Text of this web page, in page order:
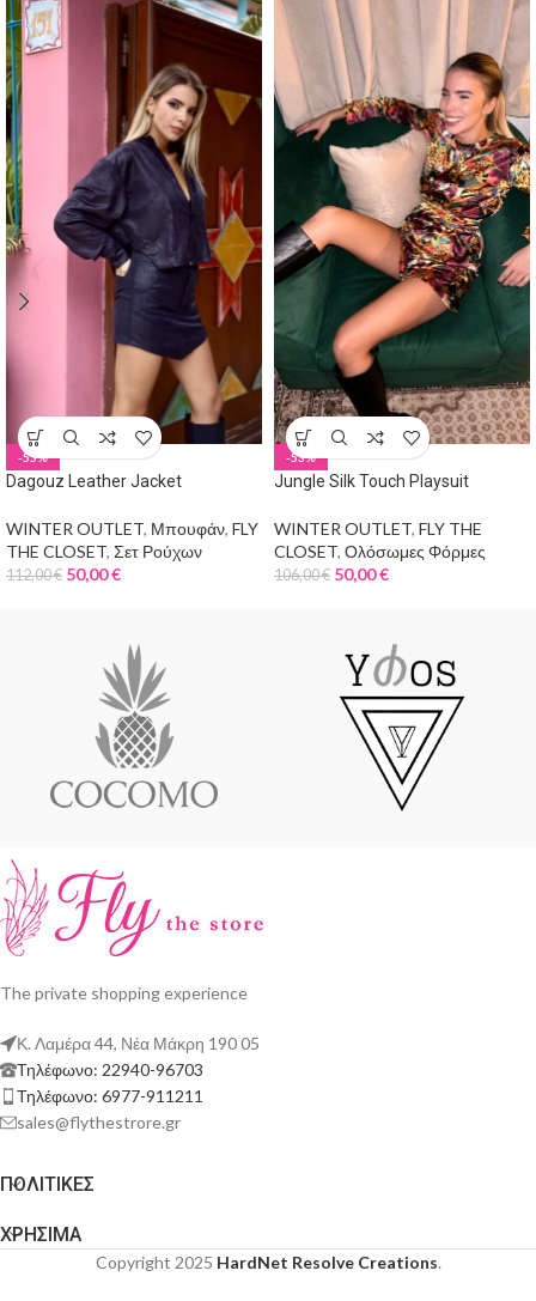
-55%
Dagouz Leather Jacket
WINTER OUTLET, Μπουφάν, FLY
THE CLOSET, Σετ Ρούχων
112,00€ 50,00€
-53%
Jungle Silk Touch Playsuit
WINTER OUTLET, FLY THE
CLOSET, Ολόσωμες Φόρμες
106,00€ 50,00€
The private shopping experience
Κ. Λαμέρα 44, Νέα Μάκρη 190 05
Τηλέφωνο: 22940-96703
Τηλέφωνο: 6977-911211
sales@flythestrore.gr
ΠΟΛΙΤΙΚΕΣ
ΧΡΗΣΙΜΑ
Copyright 2025 HardNet Resolve Creations.